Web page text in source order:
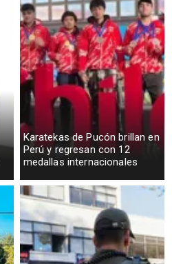
Karatekas de Pucón brillan en
Perú y regresan con 12
medallas internacionales